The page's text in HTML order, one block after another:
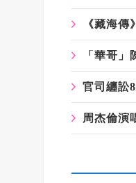
《藏海
「華哥
官司纏訟
周杰倫演